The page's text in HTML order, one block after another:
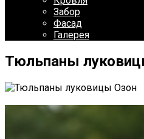
Забор
Фасад
Галерея
Тюльпаны